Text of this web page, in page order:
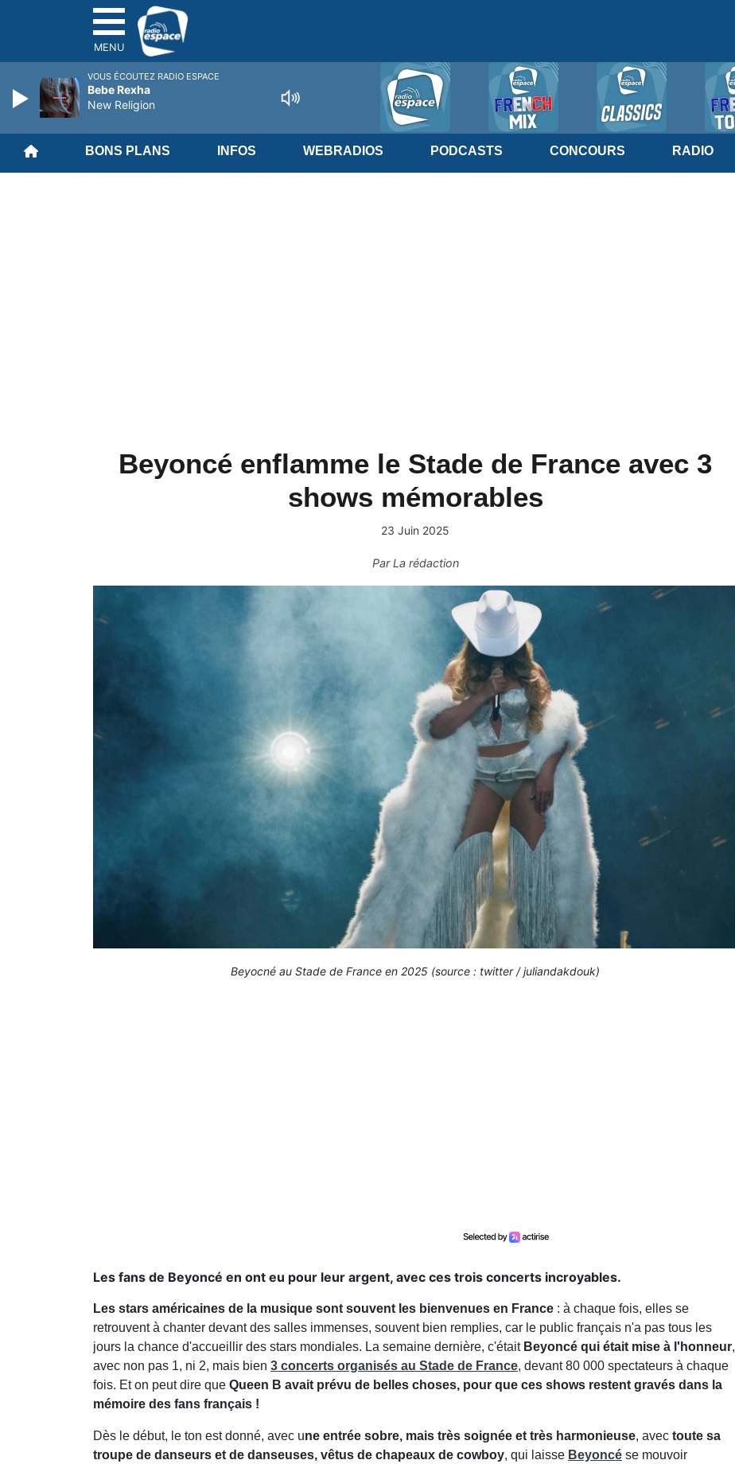
MENU
BONS PLANS INFOS WEBRADIOS PODCASTS CONCOURS RADIO
Beyoncé enflamme le Stade de France avec 3
shows mémorables
23 Juin 2025
ParLa rédaction
Beyocné au Stade de France en 2025 (source : twitter / juliandakdouk)
Les fans de Beyoncé en ont eu pour leur argent, avec ces trois concerts incroyables.
Les stars américaines de la musique sont souvent les bienvenues en France : à chaque fois, elles se
retrouvent à chanter devant des salles immenses, souvent bien remplies, car le public français n'a pas tous les
jours la chance d'accueillir des stars mondiales. La semaine dernière, c'était Beyoncé qui était mise à l'honneur,
avec non pas 1, ni 2, mais bien 3 concerts organisés au Stade de France, devant 80 000 spectateurs à chaque
fois. Et on peut dire que Queen B avait prévu de belles choses, pour que ces shows restent gravés dans la
mémoire des fans français !
Dès le début, le ton est donné, avec une entrée sobre, mais très soignée et très harmonieuse, avec toute sa
troupe de danseurs et de danseuses, vêtus de chapeaux de cowboy, qui laisse Beyoncé se mouvoir
VOUS ÉCOUTEZ RADIO ESPACE
Bebe Rexha
New Religion